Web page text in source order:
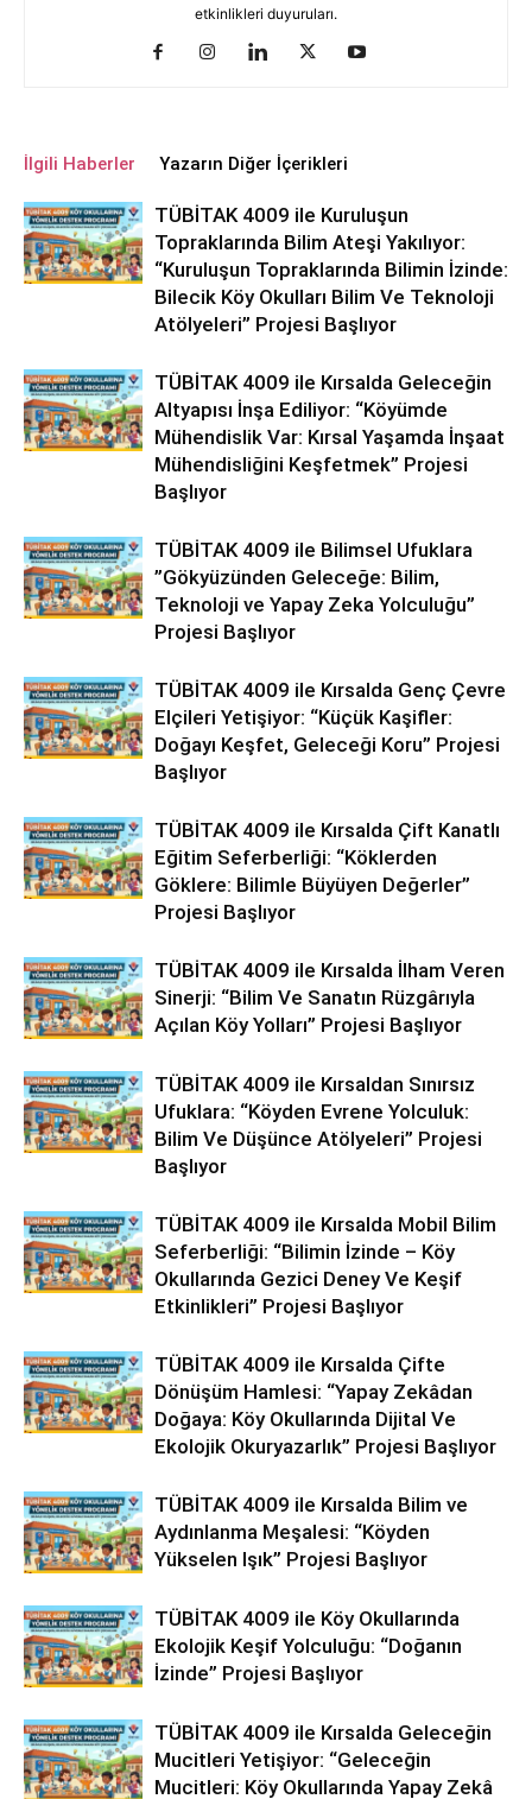
etkinlikleri duyuruları.
İlgili Haberler Yazarın Diğer İçerikleri
TÜBİTAK 4009 ile Kuruluşun
Topraklarında Bilim Ateşi Yakılıyor:
“Kuruluşun Topraklarında Bilimin İzinde:
Bilecik Köy Okulları Bilim Ve Teknoloji
Atölyeleri” Projesi Başlıyor
TÜBİTAK 4009 ile Kırsalda Geleceğin
Altyapısı İnşa Ediliyor: “Köyümde
Mühendislik Var: Kırsal Yaşamda İnşaat
Mühendisliğini Keşfetmek” Projesi
Başlıyor
TÜBİTAK 4009 ile Bilimsel Ufuklara
”Gökyüzünden Geleceğe: Bilim,
Teknoloji ve Yapay Zeka Yolculuğu”
Projesi Başlıyor
TÜBİTAK 4009 ile Kırsalda Genç Çevre
Elçileri Yetişiyor: “Küçük Kaşifler:
Doğayı Keşfet, Geleceği Koru” Projesi
Başlıyor
TÜBİTAK 4009 ile Kırsalda Çift Kanatlı
Eğitim Seferberliği: “Köklerden
Göklere: Bilimle Büyüyen Değerler”
Projesi Başlıyor
TÜBİTAK 4009 ile Kırsalda İlham Veren
Sinerji: “Bilim Ve Sanatın Rüzgârıyla
Açılan Köy Yolları” Projesi Başlıyor
TÜBİTAK 4009 ile Kırsaldan Sınırsız
Ufuklara: “Köyden Evrene Yolculuk:
Bilim Ve Düşünce Atölyeleri” Projesi
Başlıyor
TÜBİTAK 4009 ile Kırsalda Mobil Bilim
Seferberliği: “Bilimin İzinde – Köy
Okullarında Gezici Deney Ve Keşif
Etkinlikleri” Projesi Başlıyor
TÜBİTAK 4009 ile Kırsalda Çifte
Dönüşüm Hamlesi: “Yapay Zekâdan
Doğaya: Köy Okullarında Dijital Ve
Ekolojik Okuryazarlık” Projesi Başlıyor
TÜBİTAK 4009 ile Kırsalda Bilim ve
Aydınlanma Meşalesi: “Köyden
Yükselen Işık” Projesi Başlıyor
TÜBİTAK 4009 ile Köy Okullarında
Ekolojik Keşif Yolculuğu: “Doğanın
İzinde” Projesi Başlıyor
TÜBİTAK 4009 ile Kırsalda Geleceğin
Mucitleri Yetişiyor: “Geleceğin
Mucitleri: Köy Okullarında Yapay Zekâ